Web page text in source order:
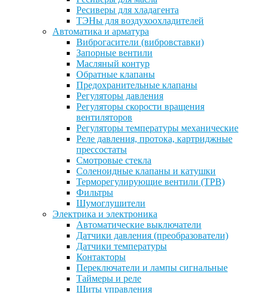
Ресиверы для хладагента
ТЭНы для воздухоохладителей
Автоматика и арматура
Виброгасители (вибровставки)
Запорные вентили
Масляный контур
Обратные клапаны
Предохранительные клапаны
Регуляторы давления
Регуляторы скорости вращения
вентиляторов
Регуляторы температуры механические
Реле давления, протока, картриджные
прессостаты
Смотровые стекла
Соленоидные клапаны и катушки
Терморегулирующие вентили (ТРВ)
Фильтры
Шумоглушители
Электрика и электроника
Автоматические выключатели
Датчики давления (преобразователи)
Датчики температуры
Контакторы
Переключатели и лампы сигнальные
Таймеры и реле
Щиты управления